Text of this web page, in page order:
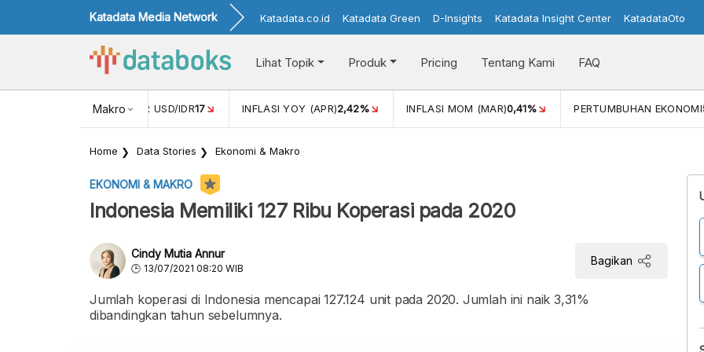
Katadata Media Network Katadata.co.id Katadata Green D-Insights Katadata Insight Center KatadataOto
Lihat Topik Produk Pricing Tentang Kami FAQ
Makro
NILAI TUKAR USD/IDR17 INFLASI YOY (APR)2,42% INFLASI MOM (MAR)0,41% PERTUMBUHAN EKONOMI
Home Data Stories Ekonomi & Makro
EKONOMI & MAKRO
Indonesia Memiliki 127 Ribu Koperasi pada 2020
Cindy Mutia Annur
13/07/2021 08:20 WIB
Bagikan
Jumlah koperasi di Indonesia mencapai 127.124 unit pada 2020. Jumlah ini naik 3,31%
dibandingkan tahun sebelumnya.